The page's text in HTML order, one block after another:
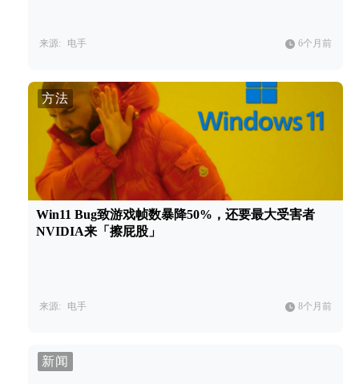
来源: 电手 6个月前
方法
Win11 Bug致游戏帧数暴降50%，还要最大受害者
NVIDIA来「擦屁股」
来源: 电手 8个月前
新闻